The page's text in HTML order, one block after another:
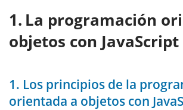
La programación
objetos con JavaScript
1. Los principios de la
orientada a objetos con